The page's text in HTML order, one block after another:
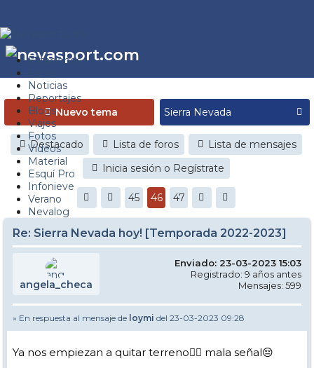
Estaciones
Noticias
Reportajes
Blogs
Viajes
Fotos
Videos
Material
Esquí Pro
Infonieve
Verano
Nevalog
Nuevo tema
Destacado Lista de foros
Lista de mensajes
Inicia sesión o Regístrate
45 46 47
Re: Sierra Nevada hoy! [Temporada 2022-2023]
angela_checa
Enviado: 23-03-2023 15:03
Registrado: 9 años antes
Mensajes: 599
» En respuesta al mensaje de loymi del 23-03-2023 09:28
Ya nos empiezan a quitar terreno🤦‍♀️ mala señal😔